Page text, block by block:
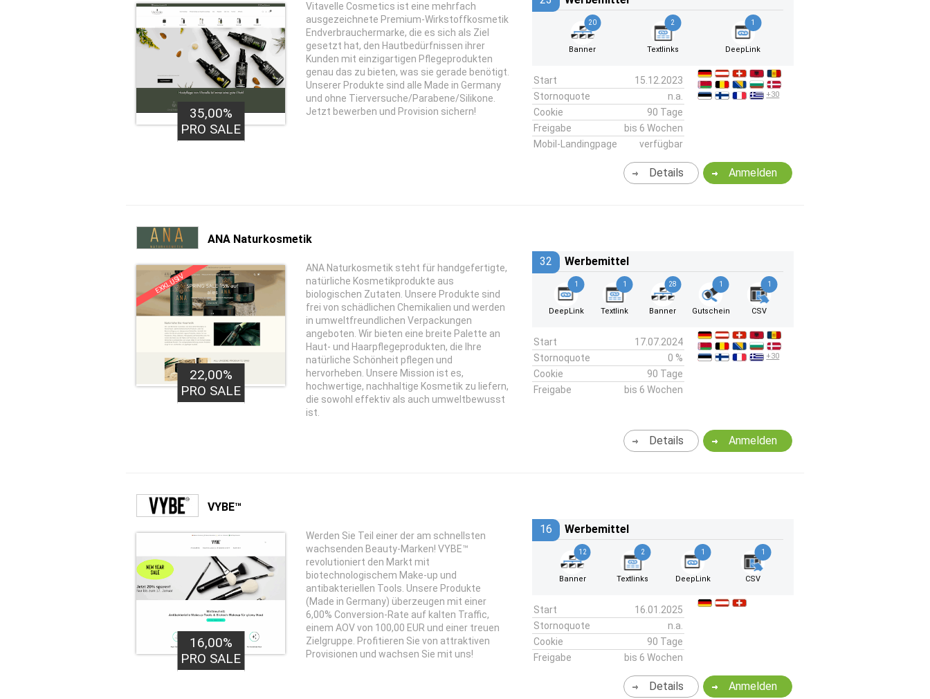
35,00%
PRO SALE
Vitavelle Cosmetics ist eine mehrfach
ausgezeichnete Premium-Wirkstoffkosmetik
Endverbrauchermarke, die es sich als Ziel
gesetzt hat, den Hautbedürfnissen ihrer
Kunden mit einzigartigen Pflegeprodukten
genau das zu bieten, was sie gerade benötigt.
Unserer Produkte sind alle Made in Germany
und ohne Tierversuche/Parabene/Silikone.
Jetzt bewerben und Provision sichern!
20
Banner
2
Textlinks
1
DeepLink
Start
15.12.2023
Stornoquote
n.a.
Cookie
90 Tage
Freigabe
bis 6 Wochen
Mobil-Landingpage
verfügbar
+30
Anmelden
Details
ANA Naturkosmetik
EXKLUSIV
22,00%
PRO SALE
ANA Naturkosmetik steht für handgefertigte,
natürliche Kosmetikprodukte aus
biologischen Zutaten. Unsere Produkte sind
frei von schädlichen Chemikalien und werden
in umweltfreundlichen Verpackungen
angeboten. Wir bieten eine breite Palette an
Haut- und Haarpflegeprodukten, die Ihre
natürliche Schönheit pflegen und
hervorheben. Unsere Mission ist es,
hochwertige, nachhaltige Kosmetik zu liefern,
die sowohl effektiv als auch umweltbewusst
ist.
32 Werbemittel
1
DeepLink
1
Textlink
28
Banner
1
Gutschein
1
CSV
Start
17.07.2024
Stornoquote
0 %
Cookie
90 Tage
Freigabe
bis 6 Wochen
+30
Anmelden
Details
VYBE™
16,00%
PRO SALE
Werden Sie Teil einer der am schnellsten
wachsenden Beauty-Marken! VYBE™
revolutioniert den Markt mit
biotechnologischem Make-up und
antibakteriellen Tools. Unsere Produkte
(Made in Germany) überzeugen mit einer
6,00% Conversion-Rate auf kalten Traffic,
einem AOV von 100,00 EUR und einer treuen
Zielgruppe. Profitieren Sie von attraktiven
Provisionen und wachsen Sie mit uns!
16 Werbemittel
12
Banner
2
Textlinks
1
DeepLink
1
CSV
Start
16.01.2025
Stornoquote
n.a.
Cookie
90 Tage
Freigabe
bis 6 Wochen
Anmelden
Details